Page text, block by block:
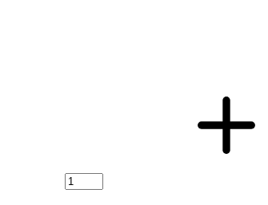
Deslavado
–